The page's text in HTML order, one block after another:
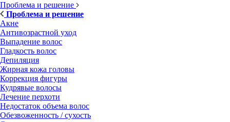
Проблема и решение
Проблема и решение
Акне
Антивозрастной уход
Выпадение волос
Гладкость волос
Депиляция
Жирная кожа головы
Коррекция фигуры
Кудрявые волосы
Лечение перхоти
Недостаток объема волос
Обезвоженность / сухость